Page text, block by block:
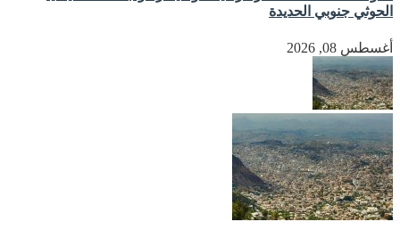
الحوثي جنوبي الحديدة
أغسطس 08, 2026